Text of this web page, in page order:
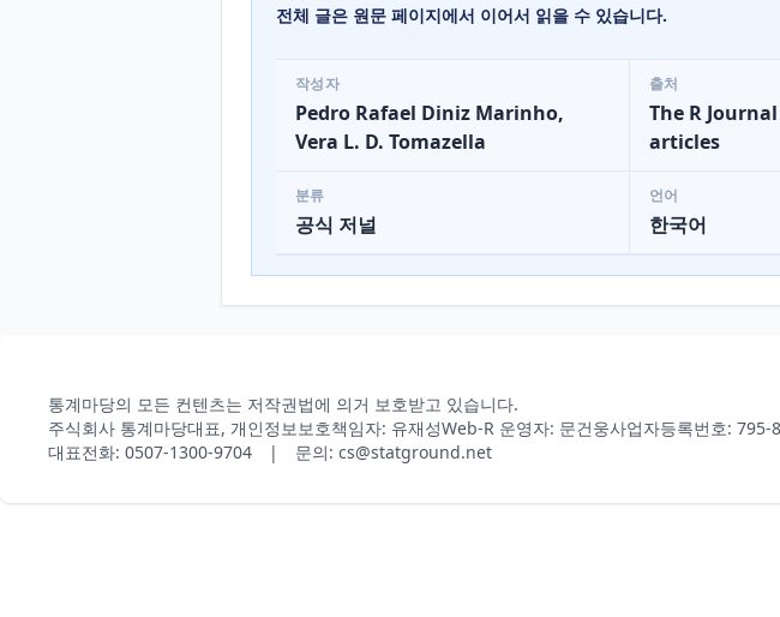
전체 글은 원문 페이지에서 이어서 읽을 수 있습니다.
작성자
Pedro Rafael Diniz Marinho,
Vera L. D. Tomazella
출처
The R
articles
분류
공식 저널
언어
한국어
통계마당의 모든 컨텐츠는 저작권법에 의거 보호받고 있습니다.
주식회사 통계마당대표, 개인정보보호책임자: 유재성Web-R 운영자: 문건웅사업자등록번호: 795-
대표전화: 0507-1300-9704 | 문의: cs@statground.net